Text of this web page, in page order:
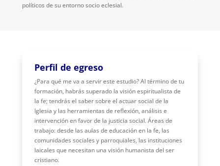
políticos de su entorno socio eclesial.
Perfil de egreso
¿Para qué me va a servir este estudio? Al término de tu
formación, habrás superado la visión espiritualista de
la fe; tendrás el saber sobre el actuar social de la
Iglesia y las herramientas de reflexión, análisis e
intervención en favor de la justicia social. Áreas de
trabajo: desde las aulas de educación en la fe, las
comunidades sociales y parroquiales, las instituciones
laicales que necesitan una visión humanista del ser
cristiano.